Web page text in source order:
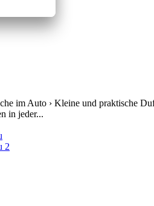
im Auto › Kleine und praktische
in jeder...